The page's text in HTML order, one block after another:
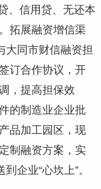
、信用贷、无还本
拓展融资增信渠
大同市财信融资担
订合作协议，开
，提高担保效
的制造业企业批
品加工园区，现
制融资方案，实
企业“心坎上”。